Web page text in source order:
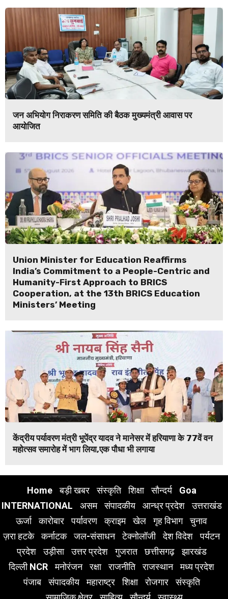
जन अभियोग निराकरण समिति की बैठक मुख्यमंत्री आवास पर
आयोजित
Union Minister for Education Reaffirms
India’s Commitment to a People-Centric and
Humanity-First Approach to BRICS
Cooperation, at the 13th BRICS Education
Ministers’ Meeting
केंद्रीय पर्यावरण मंत्री भूपेंद्र यादव ने मानेसर में हरियाणा के 77वें वन
महोत्सव समारोह में भाग लिया,एक पौधा भी लगाया
Home बड़ी खबर संस्कृति शिक्षा सौन्दर्य
Goa
INTERNATIONAL
असम संपादकीय आन्ध्र प्रदेश
उत्तराखंड
ऊर्जा
कारोबार पर्यावरण क्राइम खेल गृह विभाग
चुनाव
ज़रा हटके
कर्नाटक जल-संसाधन टेक्नोलॉजी देश विदेश
पर्यटन
प्रदेश
उड़ीसा उत्तर प्रदेश गुजरात छत्तीसगढ़
झारखंड
दिल्ली NCR
मनोरंजन रक्षा राजनीति राजस्थान
मध्य प्रदेश
पंजाब
संपादकीय महाराष्ट्र शिक्षा रोजगार
संस्कृति